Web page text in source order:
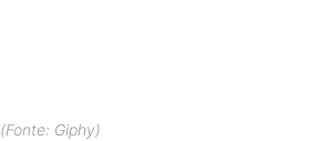
(Fonte: Giphy)